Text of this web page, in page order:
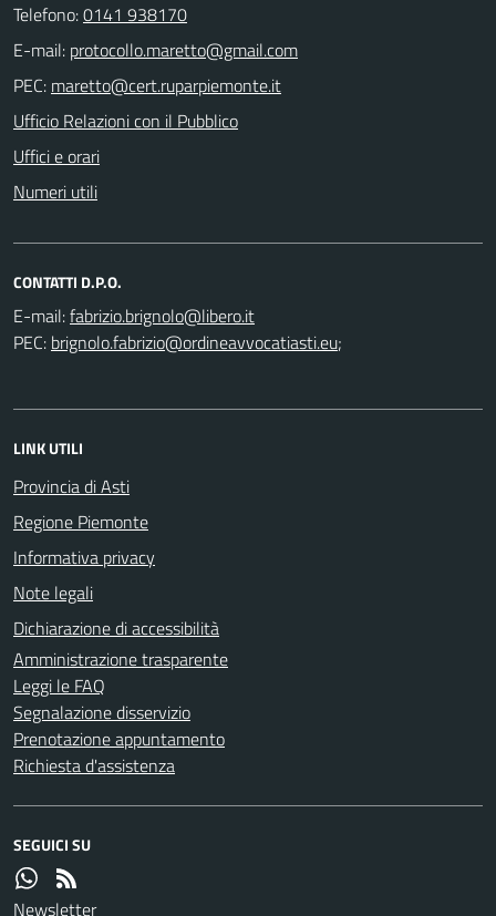
Telefono:0141 938170
E-mail:
PEC:
Ufficio Relazioni con il Pubblico
Uffici e orari
Numeri utili
CONTATTI D.P.O.
E-mail:
PEC:
;
LINK UTILI
Provincia di Asti
Regione Piemonte
Informativa privacy
Note legali
Dichiarazione di accessibilità
Amministrazione trasparente
Leggi le FAQ
Segnalazione disservizio
Prenotazione appuntamento
Richiesta d'assistenza
SEGUICI SU
Newsletter